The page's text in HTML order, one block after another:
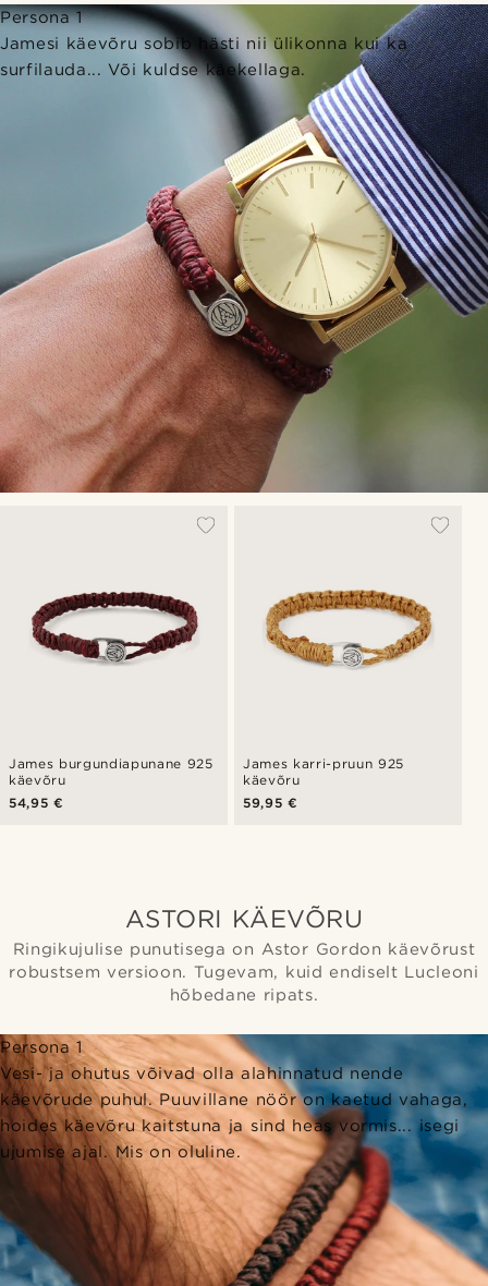
Persona 1
Jamesi käevõru sobib hästi nii ülikonna kui ka
surfilauda... Või kuldse käekellaga.
James burgundiapunane 925
käevõru
54,95 €
James karri-pruun 925
käevõru
59,95 €
ASTORI KÄEVÕRU
Ringikujulise punutisega on Astor Gordon käevõrust
robustsem versioon. Tugevam, kuid endiselt Lucleoni
hõbedane ripats.
Persona 1
Vesi- ja ohutus võivad olla alahinnatud nende
käevõrude puhul. Puuvillane nöör on kaetud vahaga,
hoides käevõru kaitstuna ja sind heas vormis... isegi
ujumise ajal. Mis on oluline.